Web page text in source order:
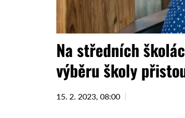
Na středních
výběru školy
15. 2. 2023, 08:00